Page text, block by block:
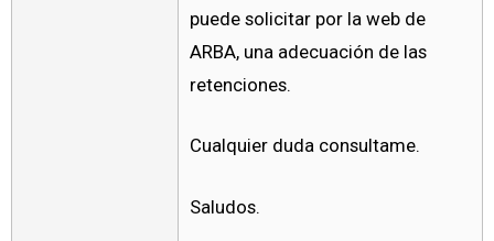
puede solicitar por la web de
ARBA, una adecuación de las
retenciones.
Cualquier duda consultame.
Saludos.